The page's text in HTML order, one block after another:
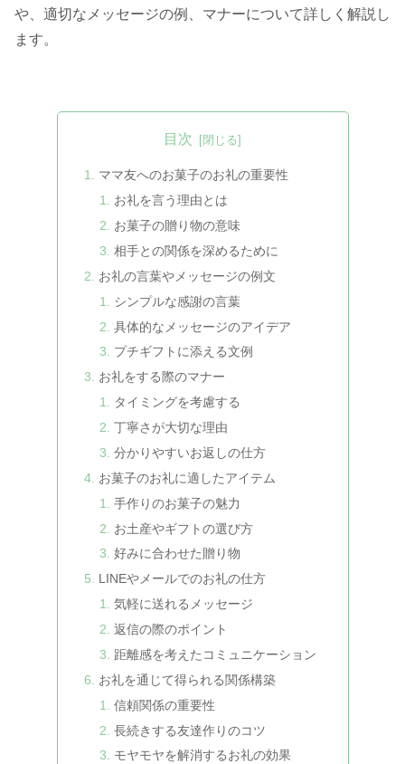
や、適切なメッセージの例、マナーについて詳しく解説し
ます。
目次
ママ友へのお菓子のお礼の重要性
お礼を言う理由とは
お菓子の贈り物の意味
相手との関係を深めるために
お礼の言葉やメッセージの例文
シンプルな感謝の言葉
具体的なメッセージのアイデア
プチギフトに添える文例
お礼をする際のマナー
タイミングを考慮する
丁寧さが大切な理由
分かりやすいお返しの仕方
お菓子のお礼に適したアイテム
手作りのお菓子の魅力
お土産やギフトの選び方
好みに合わせた贈り物
LINEやメールでのお礼の仕方
気軽に送れるメッセージ
返信の際のポイント
距離感を考えたコミュニケーション
お礼を通じて得られる関係構築
信頼関係の重要性
長続きする友達作りのコツ
モヤモヤを解消するお礼の効果